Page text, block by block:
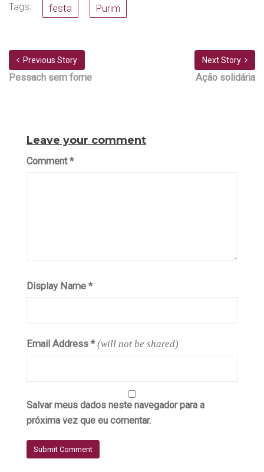
Tags: festa Purim
Previous Story
Pessach sem fome
Next Story
Ação solidária
Leave your comment
Comment*
Display Name *
Email Address * (will not be shared)
Salvar meus dados neste navegador para a
próxima vez que eu comentar.